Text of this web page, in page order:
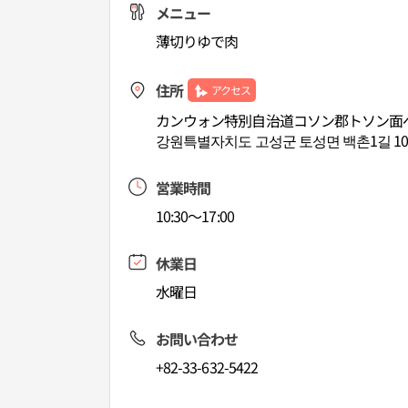
メニュー
薄切りゆで肉
住所 アクセス
カンウォン特別自治道コソン郡トソン
강원특별자치도 고성군 토성면 백촌1길 10
営業時間
10:30～17:00
休業日
水曜日
お問い合わせ
+82-33-632-5422